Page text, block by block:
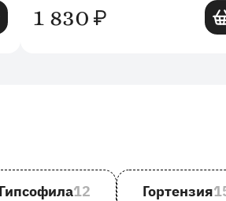
в корзину
1 830 ₽
Гипсофила12 Гортензия